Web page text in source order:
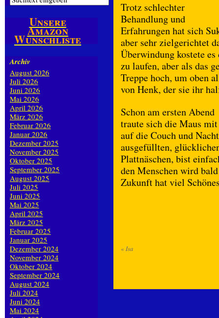
Trotz schlechter
Behandlung und
Erfahrungen hat sich
aber sehr zielgerichtet
Überwindung kostete
zu laufen, aber als das
Treppe hoch, um oben
von Henk, der sie ihr
Schon am ersten Abend
traute sich die Maus mit
auf die Couch und
ausgefüllten,
Plattnäschen, bist
den Menschen wird
Zukunft hat viel
« Isa
Unsere
Amazon
Wunschliste
Archiv
August 2026
Juli 2026
Juni 2026
Mai 2026
April 2026
März 2026
Februar 2026
Januar 2026
Dezember 2025
November 2025
Oktober 2025
September 2025
August 2025
Juli 2025
Juni 2025
Mai 2025
April 2025
März 2025
Februar 2025
Januar 2025
Dezember 2024
November 2024
Oktober 2024
September 2024
August 2024
Juli 2024
Juni 2024
Mai 2024